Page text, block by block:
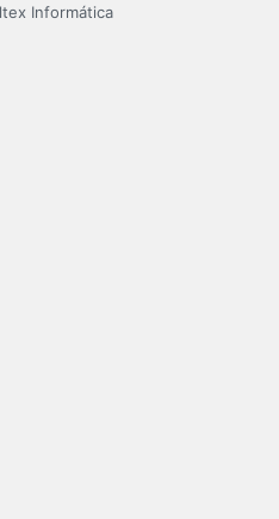
Informática